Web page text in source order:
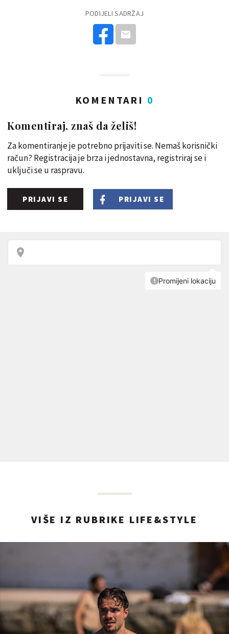
PODIJELI SADRŽAJ
KOMENTARI 0
Komentiraj, znaš da želiš!
Za komentiranje je potrebno prijaviti se. Nemaš korisnički
račun? Registracija je brza i jednostavna, registriraj se i
uključi se u raspravu.
PRIJAVI SE PRIJAVI SE
VIŠE IZ RUBRIKE LIFE&STYLE